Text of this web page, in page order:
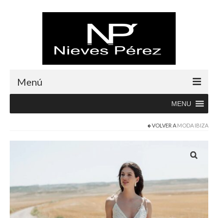
Menú
Albornoces
Blusas
MENU
VOLVER A MODA IBIZA